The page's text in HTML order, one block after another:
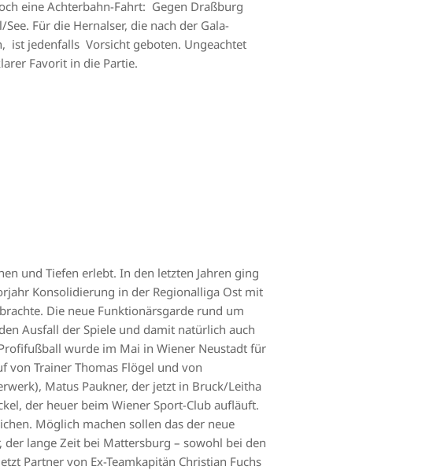
eine Achterbahn-Fahrt: Gegen Draßburg
Für die Hernalser, die nach der Gala-
ist jedenfalls Vorsicht geboten. Ungeachtet
Favorit in die Partie.
und Tiefen erlebt. In den letzten Jahren ging
Konsolidierung in der Regionalliga Ost mit
Die neue Funktionärsgarde rund um
Ausfall der Spiele und damit natürlich auch
wurde im Mai in Wiener Neustadt für
von Trainer Thomas Flögel und von
Matus Paukner, der jetzt in Bruck/Leitha
der heuer beim Wiener Sport-Club aufläuft.
Möglich machen sollen das der neue
lange Zeit bei Mattersburg – sowohl bei den
Partner von Ex-Teamkapitän Christian Fuchs